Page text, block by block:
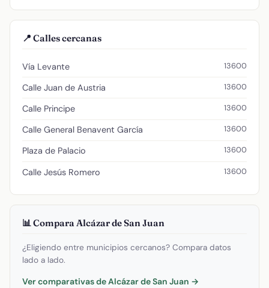
📍 Calles cercanas
Vía Levante 13600
Calle Juan de Austria 13600
Calle Principe 13600
Calle General Benavent García 13600
Plaza de Palacio 13600
Calle Jesús Romero 13600
📊 Compara Alcázar de San Juan
¿Eligiendo entre municipios cercanos? Compara datos
lado a lado.
Ver comparativas de Alcázar de San Juan →